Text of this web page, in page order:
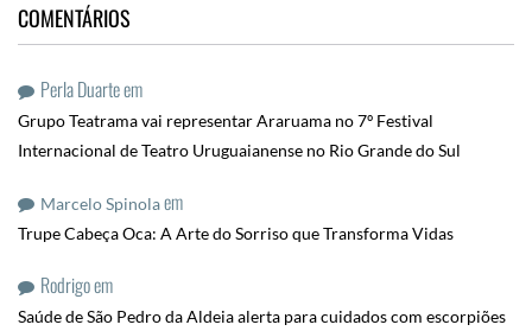
COMENTÁRIOS
Perla Duarteem
Grupo Teatrama vai representar Araruama no 7º Festival
Internacional de Teatro Uruguaianense no Rio Grande do Sul
Marcelo Spinolaem
Trupe Cabeça Oca: A Arte do Sorriso que Transforma Vidas
Rodrigoem
Saúde de São Pedro da Aldeia alerta para cuidados com escorpiões